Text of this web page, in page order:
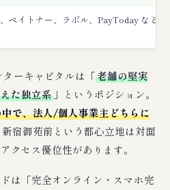
ペイトナー、ラボル、PayToday など
ーキャピタルは「老舗の堅実
た独立系 」というポジション。
で、法人/個人事業主どちらに
宿御苑前という都心立地は対面
クセス優位性があります。
は「完全オンライン・スマホ完